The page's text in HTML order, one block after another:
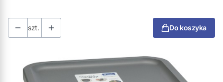
szt. Do koszyka